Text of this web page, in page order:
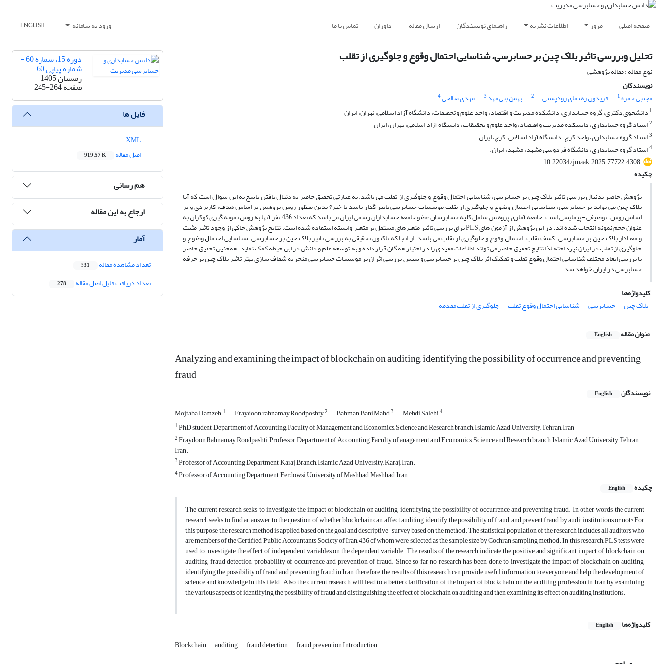
صفحه اصلی مرور اطلاعات نشریه راهنمای نویسندگان ارسال مقاله داوران تماس با ما ورود به سامانه ENGLISH
تحلیل وبررسی تاثیر بلاک چین بر حسابرسی، شناسایی احتمال وقوع و جلوگیری از تقلب
نوع مقاله : مقاله پژوهشی
نویسندگان
مجتبی حمزه1 فریدون رهنمای رودپشتی 2 بهمن بنی مهد 3 مهدی صالحی4
1 دانشجوی دکتری، گروه حسابداری، دانشکده مدیریت و اقتصاد، واحد علوم و تحقیقات، دانشگاه آزاد اسلامی، تهران، ایران
2استاد گروه حسابداری، دانشکده مدیریت و اقتصاد، واحد علوم و تحقیقات، دانشگاه آزاد اسلامی، تهران، ایران.
3استاد گروه حسابداری، واحد کرج، دانشگاه آزاد اسلامی، کرج، ایران.
4استاد گروه حسابداری، دانشگاه فردوسی مشهد، مشهد، ایران.
10.22034/jmaak.2025.77722.4308
چکیده
پژوهش حاضر بدنبال بررسی تاثیر بلاک چین بر حسابرسی، شناسایی احتمال وقوع و جلوگیری از تقلب می باشد. به عبارتی تحقیق حاضر به دنبال یافتن پاسخ به این سوال است که آیا
بلاک چین می تواند بر حسابرسی، شناسایی احتمال وضوع و جلوگیری از تقلب موسسات حسابرسی تاثیر گذار باشد یا خیر؟ بدین منظور روش پژوهش بر اساس هدف، کاربردی و بر
اساس روش، توصیفی - پیمایشی است. جامعه آماری پژوهش شامل کلیه حسابرسان عضو جامعه حسابداران رسمی ایران می باشد که تعداد 436 نفر آنها به روش نمونه گیری کوکران به
عنوان حجم نمونه انتخاب شده اند. در این پژوهش از آزمون های PLS برای بررسی تاثیر متغیرهای مستقل بر متغیر وابسته استفاده شده است. نتایج پژوهش حاکی از وجود تاثیر مثبت
و معنادار بلاک چین بر حسابرسی، کشف تقلب، احتمال وقوع و جلوگیری از تقلب می باشد. از انجا که تاکنون تحقیقی به بررسی تاثیر بلاک چین بر حسابرسی، شناسایی احتمال وضوع و
جلوگیری از تقلب در ایران نپرداخته لذا نتایج تحقیق حاضر می تواند اطلاعات مفیدی را در اختیار همگان قرار داده و به توسعه علم و دانش در این حیطه کمک نماید. همچنین تحقیق حاضر
با بررسی ابعاد مختلف شناسایی احتمال وقوع تقلب و تفکیک اثر بلاک چین بر حسابرسی و سپس بررسی اثر ان بر موسسات حسابرسی منجر به شفاف سازی بهتر تاثیر بلاک چین بر حرفه
حسابرسی در ایران خواهد شد.
کلیدواژه‌ها
بلاک چین
حسابرسی شناسایی احتمال وقوع تقلب جلوگیری از تقلب مقدمه
عنوان مقاله English
Analyzing and examining the impact of blockchain on auditing, identifying the possibility of occurrence and preventing
fraud
نویسندگان English
Mojtaba Hamzeh,1 Fraydoon rahnamay Roodposhty2 Bahman Bani Mahd3 Mehdi Salehi4
1PhD student, Department of Accounting, Faculty of Management and Economics, Science and Research branch, Islamic Azad University, Tehran, Iran
2Fraydoon Rahnamay Roodpashti, Professor, Department of Accounting, Faculty of anagement and Economics, Science and Research branch, Islamic Azad University, Tehran,
Iran.
3Professor of Accounting Department, Karaj Branch, Islamic Azad University, Karaj, Iran.
4Professor of Accounting Department, Ferdowsi University of Mashhad, Mashhad, Iran.
چکیده
English
The current research seeks to investigate the impact of blockchain on auditing, identifying the possibility of occurrence and preventing fraud. In other words, the current
research seeks to find an answer to the question of whether blockchain can affect auditing, identify the possibility of fraud, and prevent fraud by audit institutions or not? For
this purpose, the research method is applied based on the goal and descriptive-survey based on the method. The statistical population of the research includes all auditors who
are members of the Certified Public Accountants Society of Iran, 436 of whom were selected as the sample size by Cochran sampling method. In this research, PLS tests were
used to investigate the effect of independent variables on the dependent variable. The results of the research indicate the positive and significant impact of blockchain on
auditing, fraud detection, probability of occurrence and prevention of fraud. Since so far no research has been done to investigate the impact of blockchain on auditing,
identifying the possibility of fraud and preventing fraud in Iran, therefore, the results of this research can provide useful information to everyone and help the development of
science and knowledge in this field. Also, the current research will lead to a better clarification of the impact of blockchain on the auditing profession in Iran by examining
the various aspects of identifying the possibility of fraud and distinguishing the effect of blockchain on auditing and then examining its effect on auditing institutions.
کلیدواژه‌ها English
Blockchain auditing fraud detection fraud prevention Introduction
دوره 15، شماره 60 -
شماره پیاپی 60
زمستان 1405
صفحه245-264
فایل ها
اصل مقاله
919.57 K
هم رسانی
ارجاع به این مقاله
آمار
تعداد مشاهده مقاله 531
تعداد دریافت فایل اصل مقاله 278